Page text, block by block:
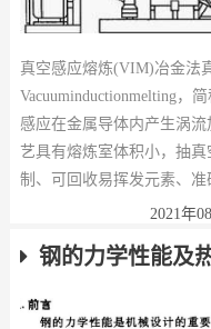
真空感应熔炼(VIM)冶金法
Vacuuminductionmelting，
感应在金属导体内产生涡
艺具有熔炼室体积小，抽
制、可回收易挥发元素、准
2021年
钢的力学性能及